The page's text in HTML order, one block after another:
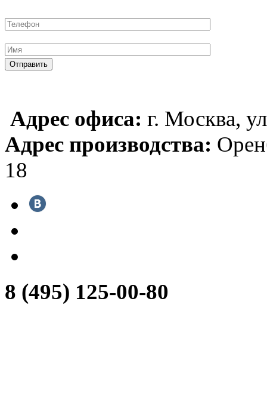
Отправить
Адрес офиса: г. Москва,
Адрес производства:
18
8 (495) 125-00-80